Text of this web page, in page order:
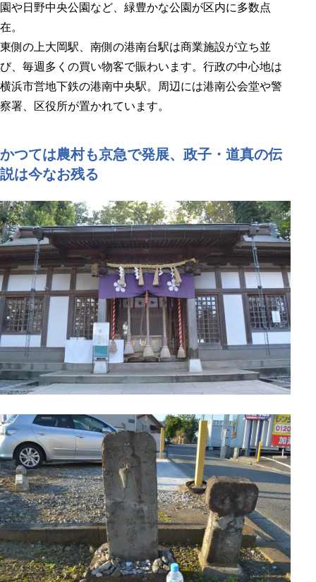
園や日野中央公園など、緑豊かな公園が区内に多数点
在。
東側の上大岡駅、南側の港南台駅は商業施設が立ち並
び、毎週多くの買い物客で賑わいます。行政の中心地は
横浜市営地下鉄の港南中央駅。周辺には港南公会堂や警
察署、区役所が置かれています。
かつては農村も京急で発展、政子・道真の伝
説は今なお残る